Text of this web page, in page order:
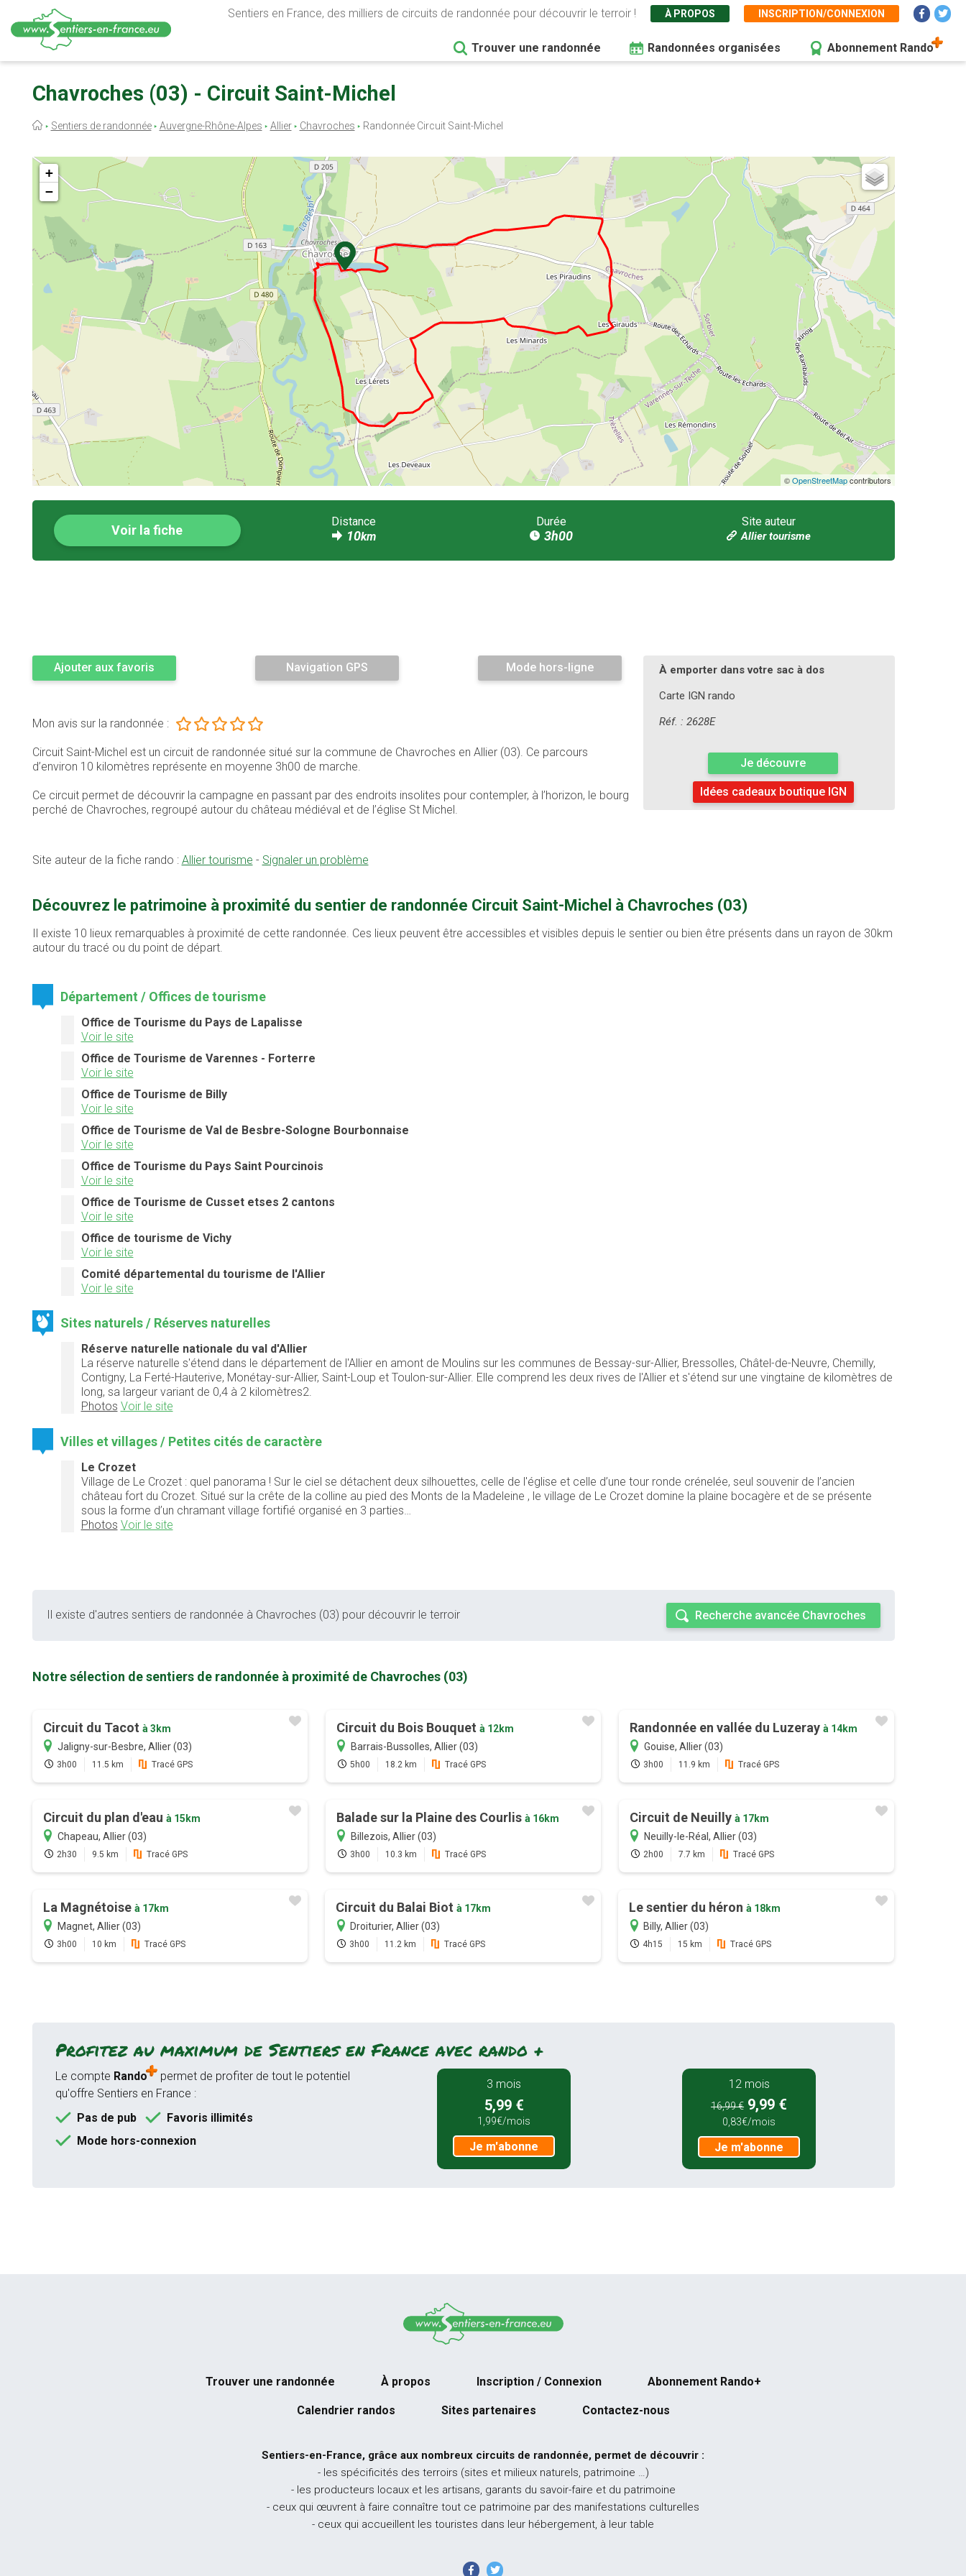
contenu
Sentiers en France, des milliers de circuits de randonnée pour découvrir le terroir ! À PROPOS INSCRIPTION/CONNEXION
Trouver une randonnée Randonnées organisées Abonnement Rando
Chavroches (03) - Circuit Saint-Michel
Fil
Sentiers de randonnée Auvergne-Rhône-Alpes Allier Chavroches Randonnée Circuit Saint-Michel
+
−
©OpenStreetMapcontributors
Voir la fiche
Distance
10km
Durée
3h00
Site auteur
Allier tourisme
Ajouter aux favoris Navigation GPS Mode hors-ligne
Mon avis sur la randonnée :
Circuit Saint-Michel est un circuit de randonnée situé sur la commune de Chavroches en Allier (03). Ce parcours
d’environ 10 kilomètres représente en moyenne 3h00 de marche.
Ce circuit permet de découvrir la campagne en passant par des endroits insolites pour contempler, à l’horizon, le bourg
perché de Chavroches, regroupé autour du château médiéval et de l’église St Michel.
Site auteur de la fiche rando : Allier tourisme - Signaler un problème
À emporter dans votre sac à dos
Carte IGN rando
Réf. : 2628E
Je découvre
Idées cadeaux boutique IGN
Découvrez le patrimoine à proximité du sentier de randonnée Circuit Saint-Michel à Chavroches (03)
Il existe 10 lieux remarquables à proximité de cette randonnée. Ces lieux peuvent être accessibles et visibles depuis le sentier ou bien être présents dans un rayon de 30km
autour du tracé ou du point de départ.
Département / Offices de tourisme
Office de Tourisme du Pays de Lapalisse
Voir le site
Office de Tourisme de Varennes - Forterre
Voir le site
Office de Tourisme de Billy
Voir le site
Office de Tourisme de Val de Besbre-Sologne Bourbonnaise
Voir le site
Office de Tourisme du Pays Saint Pourcinois
Voir le site
Office de Tourisme de Cusset etses 2 cantons
Voir le site
Office de tourisme de Vichy
Voir le site
Comité départemental du tourisme de l'Allier
Voir le site
Sites naturels / Réserves naturelles
Réserve naturelle nationale du val d'Allier
La réserve naturelle s'étend dans le département de l'Allier en amont de Moulins sur les communes de Bessay-sur-Allier, Bressolles, Châtel-de-Neuvre, Chemilly,
Contigny, La Ferté-Hauterive, Monétay-sur-Allier, Saint-Loup et Toulon-sur-Allier. Elle comprend les deux rives de l'Allier et s'étend sur une vingtaine de kilomètres de
long, sa largeur variant de 0,4 à 2 kilomètres2.
Photos Voir le site
Villes et villages / Petites cités de caractère
Le Crozet
Village de Le Crozet : quel panorama ! Sur le ciel se détachent deux silhouettes, celle de l'église et celle d’une tour ronde crénelée, seul souvenir de l’ancien
château fort du Crozet. Situé sur la crête de la colline au pied des Monts de la Madeleine , le village de Le Crozet domine la plaine bocagère et de se présente
sous la forme d’un chramant village fortifié organisé en 3 parties…
Photos Voir le site
Il existe d'autres sentiers de randonnée à Chavroches (03) pour découvrir le terroir Recherche avancée Chavroches
Notre sélection de sentiers de randonnée à proximité de Chavroches (03)
Circuit du Tacot à 3km
Jaligny-sur-Besbre, Allier (03)
3h00 11.5 km Tracé GPS
Circuit du Bois Bouquet à 12km
Barrais-Bussolles, Allier (03)
5h00 18.2 km Tracé GPS
Randonnée en vallée du Luzeray à 14km
Gouise, Allier (03)
3h00 11.9 km Tracé GPS
Circuit du plan d'eau à 15km
Chapeau, Allier (03)
2h30 9.5 km Tracé GPS
Balade sur la Plaine des Courlis à 16km
Billezois, Allier (03)
3h00 10.3 km Tracé GPS
Circuit de Neuilly à 17km
Neuilly-le-Réal, Allier (03)
2h00 7.7 km Tracé GPS
La Magnétoise à 17km
Magnet, Allier (03)
3h00 10 km Tracé GPS
Circuit du Balai Biotà 17km
Droiturier, Allier (03)
3h00 11.2 km Tracé GPS
Le sentier du héronà 18km
Billy, Allier (03)
4h15 15 km Tracé GPS
Profitez au maximum de Sentiers en France avec rando +
Le compte Rando
permet de profiter de tout le potentiel
qu'offre Sentiers en France :
Pas de pub
Favoris illimités
Mode hors-connexion
3 mois
5,99 €
1,99€/mois
Je m'abonne
12 mois
16,99 € 9,99 €
0,83€/mois
Je m'abonne
Trouver une randonnée À propos Inscription / Connexion Abonnement Rando+
Calendrier randos Sites partenaires Contactez-nous
Sentiers-en-France, grâce aux nombreux circuits de randonnée, permet de découvrir :
- les spécificités des terroirs (sites et milieux naturels, patrimoine …)
- les producteurs locaux et les artisans, garants du savoir-faire et du patrimoine
- ceux qui œuvrent à faire connaître tout ce patrimoine par des manifestations culturelles
- ceux qui accueillent les touristes dans leur hébergement, à leur table